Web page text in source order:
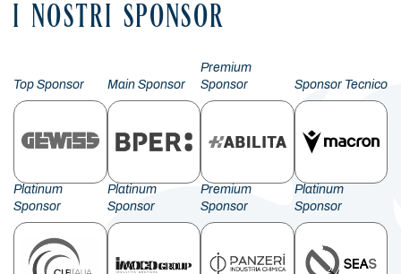
I NOSTRI SPONSOR
Top Sponsor Main Sponsor
Premium
Sponsor
Sponsor Tecnico
Platinum
Sponsor
Platinum
Sponsor
Premium
Sponsor
Platinum
Sponsor